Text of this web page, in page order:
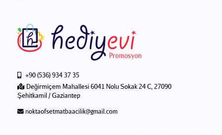
+90 (536) 934 37 35
Değirmiçem Mahallesi 6041 Nolu Sokak 24 C, 27090
Şehitkamil / Gaziantep
noktaofsetmatbaacilik@gmail.com